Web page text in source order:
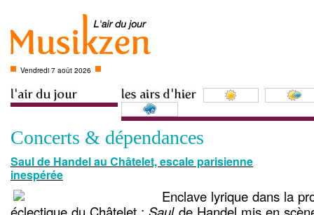
Vendredi 7 août 2026
Concerts & dépendances
Saul de Handel au Châtelet, escale parisienne
inespérée
Enclave lyrique dans la